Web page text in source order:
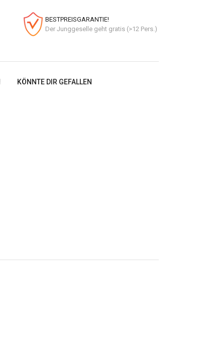
BESTPREISGARANTIE!
Der Junggeselle geht gratis (>12 Pers.)
KÖNNTE DIR GEFALLEN